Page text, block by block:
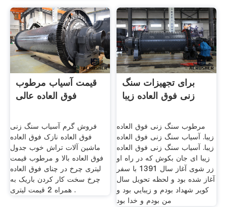
قیمت آسیاب مرطوب
فوق العاده عالی
فروش گرم آسیاب سنگ زنی
فوق العاده نازک فوق العاده
ماشین آلات تراش خوب جدول
فوق العاده بالا و مرطوب قیمت
لیتری چرخ در چنای فوق العاده
چرخ سخت کار کردن باریک به
همراه 2 قیمت لیتری .
برای تجهیزات سنگ
زنی فوق العاده زیبا
مرطوب سنگ زنی فوق العاده
زیبا. آسیاب سنگ زنی فوق العاده
زیبا. آسیاب سنگ زنی فوق العاده
زیبا ای جان بکوش که در راه او
زر شوی آغاز سال 1391 با سفر
آغاز شده بود و لحظه تحويل سال
كوير شهداد بودم و زيبايي بود و
من بودم و خدا بود